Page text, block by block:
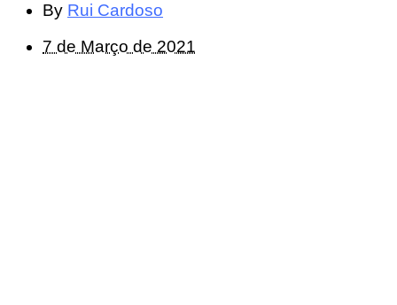
By Rui Cardoso
7 de Março de 2021